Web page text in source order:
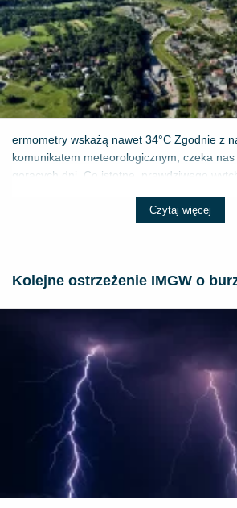
ermometry wskażą nawet 34°C Zgodnie z
komunikatem meteorologicznym, czeka
gorących dni. Co istotne, prawdziwego
Czytaj więcej
Kolejne ostrzeżenie IMGW o